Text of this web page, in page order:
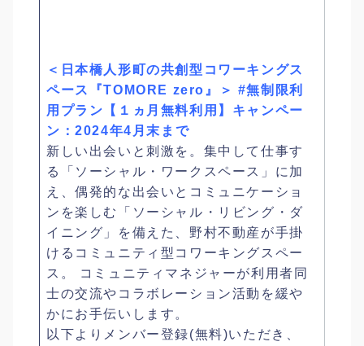
＜日本橋人形町の共創型コワーキングス
ペース『TOMORE zero』＞ #無制限利
用プラン【１ヵ月無料利用】キャンペー
ン：2024年4月末まで
新しい出会いと刺激を。集中して仕事す
る「ソーシャル・ワークスペース」に加
え、偶発的な出会いとコミュニケーショ
ンを楽しむ「ソーシャル・リビング・ダ
イニング」を備えた、野村不動産が手掛
けるコミュニティ型コワーキングスペー
ス。 コミュニティマネジャーが利用者同
士の交流やコラボレーション活動を緩や
かにお手伝いします。
以下よりメンバー登録(無料)いただき、